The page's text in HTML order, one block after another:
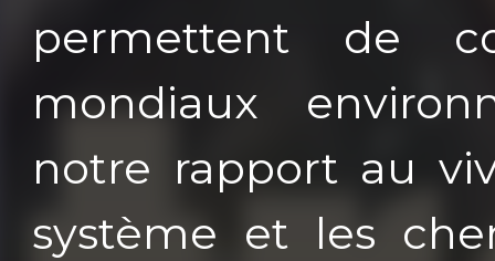
permettent de
mondiaux
notre rapport au
système et les